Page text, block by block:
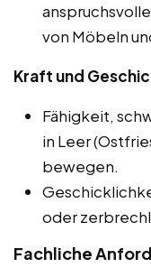
von Möbeln
Kraft und
Fähigkeit,
in Leer
bewegen.
oder
Fachliche